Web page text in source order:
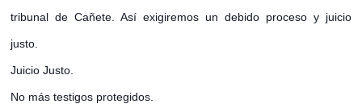
tribunal de Cañete. Así exigiremos un debido proceso y juicio
justo.
Juicio Justo.
No más testigos protegidos.